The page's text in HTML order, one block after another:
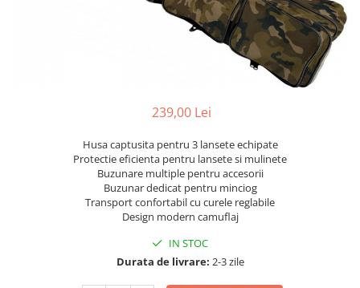
239,00 Lei
Husa captusita pentru 3 lansete echipate
Protectie eficienta pentru lansete si mulinete
Buzunare multiple pentru accesorii
Buzunar dedicat pentru minciog
Transport confortabil cu curele reglabile
Design modern camuflaj
IN STOC
Durata de livrare: 2-3 zile